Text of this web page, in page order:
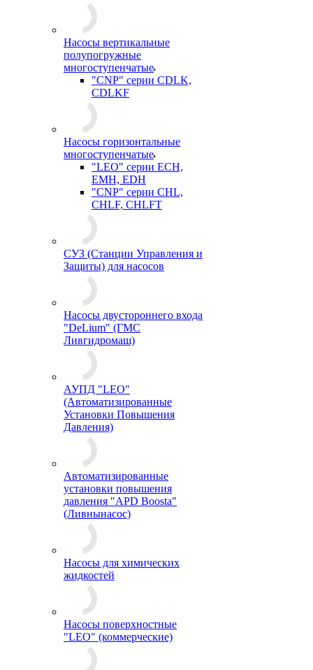
Насосы вертикальные
полупогружные
многоступенчатые
"CNP" серии CDLK,
CDLKF
Насосы горизонтальные
многоступенчатые
"LEO" серии ECH,
EMH, EDH
"CNP" серии CHL,
CHLF, CHLFT
СУЗ (Станции Управления и
Защиты) для насосов
Насосы двустороннего входа
"DeLium" (ГМС
Ливгидромаш)
АУПД "LEO"
(Автоматизированные
Установки Повышения
Давления)
Автоматизированные
установки повышения
давления "APD Boosta"
(Ливнынасос)
Насосы для химических
жидкостей
Насосы поверхностные
"LEO" (коммерческие)